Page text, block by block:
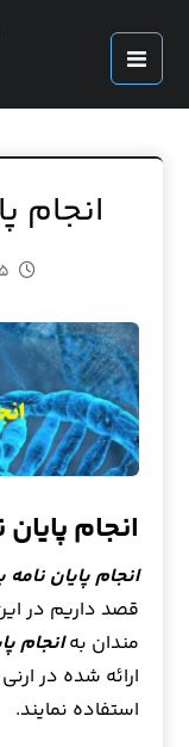
انجام
۲۵
انجام پایان
انجام پایان نامه
قصد داریم در
مندان بهانجام
ارائه شده در
استفاده نمایند.